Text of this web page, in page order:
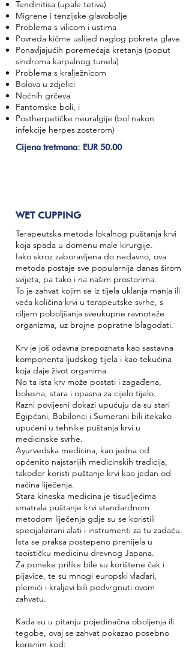
Tendinitisa (upale tetiva)
Migrene i tenzijske glavobolje
Problema s vilicom i ustima
Povreda kičme uslijed naglog pokreta glave
Ponavljajućih poremećaja kretanja (poput
sindroma karpalnog tunela)
Problema s kralježnicom
Bolova u zdjelici
Noćnih grčeva
Fantomske boli, i
Postherpetičke neuralgije (bol nakon
infekcije herpes zosterom)
Cijena tretmana: EUR 50.00
WET CUPPING
Terapeutska metoda lokalnog puštanja krvi
koja spada u domenu male kirurgije.
Iako skroz zaboravljena do nedavno, ova
metoda postaje sve popularnija danas širom
svijeta, pa tako i na našim prostorima.
To je zahvat kojim se iz tijela uklanja manja ili
veća količina krvi u terapeutske svrhe, s
ciljem poboljšanja sveukupne ravnoteže
organizma, uz brojne popratne blagodati.
Krv je još odavna prepoznata kao sastavna
komponenta ljudskog tijela i kao tekućina
koja daje život organima.
No ta ista krv može postati i zagađena,
bolesna, stara i opasna za cijelo tijelo.
Razni povijesni dokazi upućuju da su stari
Egipćani, Babilonci i Sumerani bili itekako
upućeni u tehnike puštanja krvi u
medicinske svrhe.
Ayurvedska medicina, kao jedna od
općenito najstarijih medicinskih tradicija,
također koristi puštanje krvi kao jedan od
načina liječenja.
Stara kineska medicina je tisućljećima
smatrala puštanje krvi standardnom
metodom liječenja gdje su se koristili
specijalizirani alati i instrumenti za tu zadaću.
Ista se praksa postepeno prenijela u
taoističku medicinu drevnog Japana.
Za poneke prilike bile su korištene čak i
pijavice, te su mnogi europski vladari,
plemići i kraljevi bili podvrgnuti ovom
zahvatu.
Kada su u pitanju pojedinačna oboljenja ili
tegobe, ovaj se zahvat pokazao posebno
korisnim kod: